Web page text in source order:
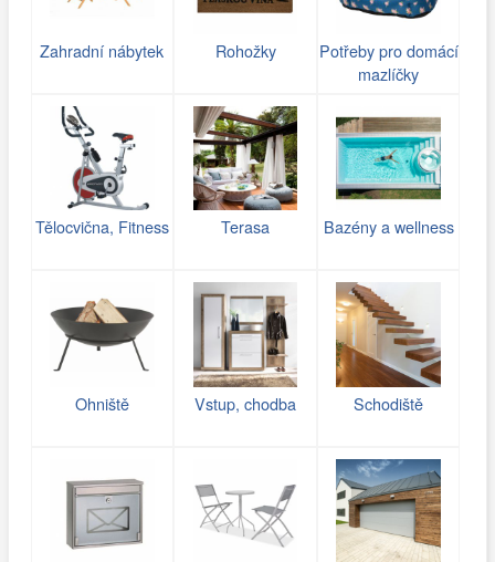
Zahradní nábytek Rohožky
Potřeby pro domácí
mazlíčky
Tělocvična, Fitness Terasa Bazény a wellness
Ohniště Vstup, chodba Schodiště